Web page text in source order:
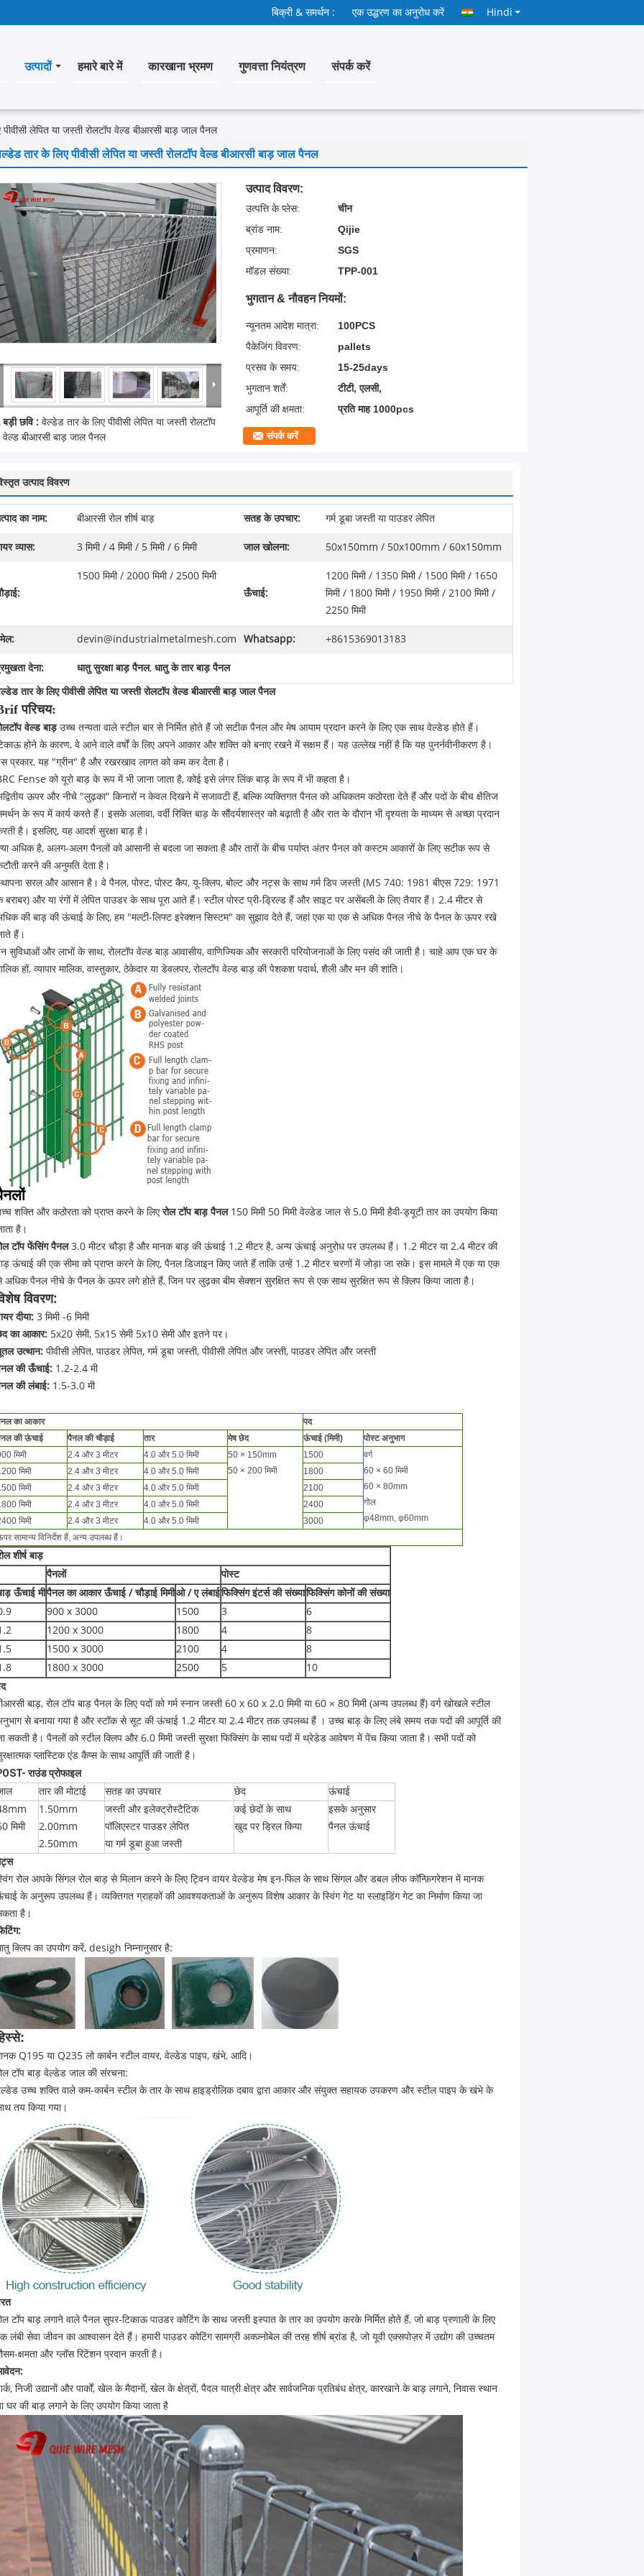
बिक्री & समर्थन : एक उद्धरण का अनुरोध करें Hindi
उत्पादों हमारे बारे में कारखाना भ्रमण गुणवत्ता नियंत्रण संपर्क करें
लेपित या जस्ती रोलटॉप वेल्ड बीआरसी बाड़ जाल पैनल
तार के लिए पीवीसी लेपित या जस्ती रोलटॉप वेल्ड बीआरसी बाड़ जाल पैनल
बड़ी छवि : वेल्डेड तार के लिए पीवीसी लेपित या जस्ती रोलटॉप
वेल्ड बीआरसी बाड़ जाल पैनल
उत्पाद विवरण:
उत्पत्ति के प्लेस:
चीन
ब्रांड नाम:
Qijie
प्रमाणन:
SGS
मॉडल संख्या:
TPP-001
भुगतान & नौवहन नियमों:
न्यूनतम आदेश मात्रा:
100PCS
पैकेजिंग विवरण:
pallets
प्रसव के समय:
15-25days
भुगतान शर्तें:
टीटी, एलसी,
आपूर्ति की क्षमता:
प्रति माह 1000pcs
संपर्क करें
उत्पाद विवरण
का नाम: बीआरसी रोल शीर्ष बाड़ सतह के उपचार: गर्म डूबा जस्ती या पाउडर लेपित
व्यास: 3 मिमी / 4 मिमी / 5 मिमी / 6 मिमी जाल खोलना: 50x150mm / 50x100mm / 60x150mm
1500 मिमी / 2000 मिमी / 2500 मिमी
ऊँचाई:
1200 मिमी / 1350 मिमी / 1500 मिमी / 1650
मिमी / 1800 मिमी / 1950 मिमी / 2100 मिमी /
2250 मिमी
devin@industrialmetalmesh.com Whatsapp: +8615369013183
देना: धातु सुरक्षा बाड़ पैनल, धातु के तार बाड़ पैनल
तार के लिए पीवीसी लेपित या जस्ती रोलटॉप वेल्ड बीआरसी बाड़ जाल पैनल
परिचय:
वेल्ड बाड़उच्च तन्यता वाले स्टील बार से निर्मित होते हैं जो सटीक पैनल और मेष आयाम प्रदान करने के लिए एक साथ वेल्डेड होते हैं।
होने के कारण, वे आने वाले वर्षों के लिए अपने आकार और शक्ति को बनाए रखने में सक्षम हैं। यह उल्लेख नहीं है कि यह पुनर्नवीनीकरण है।
प्रकार, यह "ग्रीन" है और रखरखाव लागत को कम कर देता है।
Fense को यूरो बाड़ के रूप में भी जाना जाता है, कोई इसे लंगर लिंक बाड़ के रूप में भी कहता है।
ऊपर और नीचे "लुढ़का" किनारों न केवल दिखने में सजावटी हैं, बल्कि व्यक्तिगत पैनल को अधिकतम कठोरता देते हैं और पदों के बीच क्षैतिज
के रूप में कार्य करते हैं। इसके अलावा, वर्दी रिक्ति बाड़ के सौंदर्यशास्त्र को बढ़ाती है और रात के दौरान भी दृश्यता के माध्यम से अच्छा प्रदान
है। इसलिए, यह आदर्श सुरक्षा बाड़ है।
अधिक है, अलग-अलग पैनलों को आसानी से बदला जा सकता है और तारों के बीच पर्याप्त अंतर पैनल को कस्टम आकारों के लिए सटीक रूप से
करने की अनुमति देता है।
सरल और आसान है। वे पैनल, पोस्ट, पोस्ट कैप, यू-क्लिप, बोल्ट और नट्स के साथ गर्म डिप जस्ती (MS 740: 1981 बीएस 729: 1971
बराबर) और या रंगों में लेपित पाउडर के साथ पूरा आते हैं। स्टील पोस्ट प्री-ड्रिल्ड हैं और साइट पर असेंबली के लिए तैयार हैं। 2.4 मीटर से
की बाड़ की ऊंचाई के लिए, हम "मल्टी-लिफ्ट इरेक्शन सिस्टम" का सुझाव देते हैं, जहां एक या एक से अधिक पैनल नीचे के पैनल के ऊपर रखे
हैं।
सुविधाओं और लाभों के साथ, रोलटॉप वेल्ड बाड़ आवासीय, वाणिज्यिक और सरकारी परियोजनाओं के लिए पसंद की जाती है। चाहे आप एक घर के
हों, व्यापार मालिक, वास्तुकार, ठेकेदार या डेवलपर, रोलटॉप वेल्ड बाड़ की पेशकश पदार्थ, शैली और मन की शांति।
शक्ति और कठोरता को प्राप्त करने के लिएरोल टॉप बाड़ पैनल150 मिमी 50 मिमी वेल्डेड जाल से 5.0 मिमी हैवी-ड्यूटी तार का उपयोग किया
है।
टॉप फेंसिंग पैनल3.0 मीटर चौड़ा है और मानक बाड़ की ऊंचाई 1.2 मीटर है, अन्य ऊंचाई अनुरोध पर उपलब्ध हैं। 1.2 मीटर या 2.4 मीटर की
ऊंचाई की एक सीमा को प्राप्त करने के लिए, पैनल डिजाइन किए जाते हैं ताकि उन्हें 1.2 मीटर चरणों में जोड़ा जा सके। इस मामले में एक या एक
अधिक पैनल नीचे के पैनल के ऊपर लगे होते हैं, जिन पर लुढ़का बीम सेक्शन सुरक्षित रूप से एक साथ सुरक्षित रूप से क्लिप किया जाता है।
विवरण:
दीया: 3 मिमी -6 मिमी
का आकार: 5x20 सेमी, 5x15 सेमी 5x10 सेमी और इतने पर।
उत्थान: पीवीसी लेपित, पाउडर लेपित, गर्म डूबा जस्ती, पीवीसी लेपित और जस्ती, पाउडर लेपित और जस्ती
की ऊँचाई: 1.2-2.4 मी
की लंबाई: 1.5-3.0 मी
का आकार
पद
की ऊंचाई
पैनल की चौड़ाई तार मेष छेद ऊंचाई (मिमी)
पोस्ट अनुभाग
मिमी
2.4 और 3 मीटर 4.0 और 5.0 मिमी
50 × 150mm
50 × 200 मिमी
1500
वर्ग
60 × 60 मिमी
60 × 80mm
गोल
φ48mm, φ60mm
मिमी 2.4 और 3 मीटर 4.0 और 5.0 मिमी
1800
मिमी
2.4 और 3 मीटर 4.0 और 5.0 मिमी
2100
मिमी
2.4 और 3 मीटर 4.0 और 5.0 मिमी
2400
मिमी
2.4 और 3 मीटर 4.0 और 5.0 मिमी
3000
सामान्य विनिर्देश हैं, अन्य उपलब्ध हैं।
शीर्ष बाड़
पैनलों
पोस्ट
ऊँचाई मीपैनल का आकार ऊँचाई / चौड़ाई मिमीओ / ए लंबाईफिक्सिंग इंटर्स की संख्याफिक्सिंग कोनों की संख्या
900 x 3000 1500 3
6
1200 x 3000 1800 4
8
1500 x 3000 2100 4
8
1800 x 3000 2500 5
10
बाड़, रोल टॉप बाड़ पैनल के लिए पदों को गर्म स्नान जस्ती 60 x 60 x 2.0 मिमी या 60 × 80 मिमी (अन्य उपलब्ध हैं) वर्ग खोखले स्टील
से बनाया गया है और स्टॉक से सूट की ऊंचाई 1.2 मीटर या 2.4 मीटर तक उपलब्ध हैं । उच्च बाड़ के लिए लंबे समय तक पदों की आपूर्ति की
सकती है। पैनलों को स्टील क्लिप और 6.0 मिमी जस्ती सुरक्षा फिक्सिंग के साथ पदों में थ्रेडेड आवेषण में पेंच किया जाता है। सभी पदों को
प्लास्टिक एंड कैप्स के साथ आपूर्ति की जाती है।
राउंड प्रोफाइल
तार की मोटाई सतह का उपचार छेद
ऊंचाई
मिमी
1.50mm
2.00mm
2.50mm
जस्ती और इलेक्ट्रोस्टैटिक
पॉलिएस्टर पाउडर लेपित
या गर्म डूबा हुआ जस्ती
कई छेदों के साथ
खुद पर ड्रिल किया
इसके अनुसार
पैनल ऊंचाई
रोल आपके सिंगल रोल बाड़ से मिलान करने के लिए ट्विन वायर वेल्डेड मेष इन-फिल के साथ सिंगल और डबल लीफ कॉन्फ़िगरेशन में मानक
के अनुरूप उपलब्ध हैं। व्यक्तिगत ग्राहकों की आवश्यकताओं के अनुरूप विशेष आकार के स्विंग गेट या स्लाइडिंग गेट का निर्माण किया जा
है।
क्लिप का उपयोग करें, desigh निम्नानुसार है:
Q195 या Q235 लो कार्बन स्टील वायर, वेल्डेड पाइप, खंभे, आदि।
टॉप बाड़ वेल्डेड जाल की संरचना:
उच्च शक्ति वाले कम-कार्बन स्टील के तार के साथ हाइड्रोलिक दबाव द्वारा आकार और संयुक्त सहायक उपकरण और स्टील पाइप के खंभे के
तय किया गया।
टॉप बाड़ लगाने वाले पैनल सुपर-टिकाऊ पाउडर कोटिंग के साथ जस्ती इस्पात के तार का उपयोग करके निर्मित होते हैं, जो बाड़ प्रणाली के लिए
लंबी सेवा जीवन का आश्वासन देते हैं। हमारी पाउडर कोटिंग सामग्री अक्ज़्नोबेल की तरह शीर्ष ब्रांड है, जो यूवी एक्सपोज़र में उद्योग की उच्चतम
क्षमता और ग्लॉस रिटेंशन प्रदान करती है।
निजी उद्यानों और पार्कों, खेल के मैदानों, खेल के क्षेत्रों, पैदल यात्री क्षेत्र और सार्वजनिक प्रतिबंध क्षेत्र, कारखाने के बाड़ लगाने, निवास स्थान
घर की बाड़ लगाने के लिए उपयोग किया जाता है